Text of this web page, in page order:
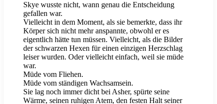
Skye wusste nicht, wann genau die Entscheidung
gefallen war.
Vielleicht in dem Moment, als sie bemerkte, dass ihr
Körper sich nicht mehr anspannte, obwohl er es
eigentlich hätte tun müssen. Vielleicht, als die Bilder
der schwarzen Hexen für einen einzigen Herzschlag
leiser wurden. Oder vielleicht einfach, weil sie müde
war.
Müde vom Fliehen.
Müde vom ständigen Wachsamsein.
Sie lag noch immer dicht bei Asher, spürte seine
Wärme, seinen ruhigen Atem, den festen Halt seiner